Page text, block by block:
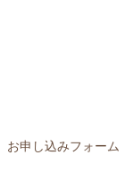
お申し込みフォーム